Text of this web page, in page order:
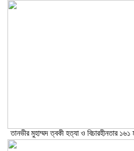
তানভীর মুহাম্মদ ত্বকী হত্যা ও বিচারহীনতার